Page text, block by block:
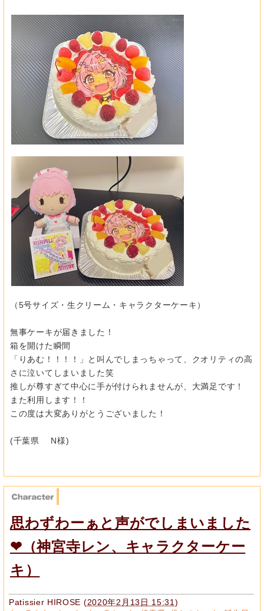
（5号サイズ・生クリーム・キャラクターケーキ）
無事ケーキが届きました！
箱を開けた瞬間
「りあむ！！！！」と叫んでしまっちゃって、クオリティの高
さに泣いてしまいました笑
推しが尊すぎて中心に手が付けられませんが、大満足です！
また利用します！！
この度は大変ありがとうございました！
(千葉県 N様)
思わずわーぁと声がでしまいました
❤（神宮寺レン、キャラクターケー
キ）
Patissier HIROSE (2020年2月13日 15:31 )